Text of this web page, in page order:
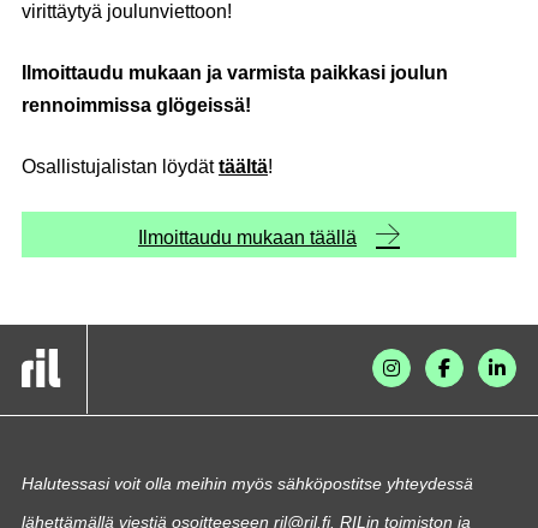
virittäytyä joulunviettoon!
Ilmoittaudu mukaan ja varmista paikkasi joulun
rennoimmissa glögeissä!
Osallistujalistan löydättäältä!
Ilmoittaudu mukaan täällä
Halutessasi voit olla meihin myös sähköpostitse yhteydessä
lähettämällä viestiä osoitteeseen ril@ril.fi. RILin toimiston ja